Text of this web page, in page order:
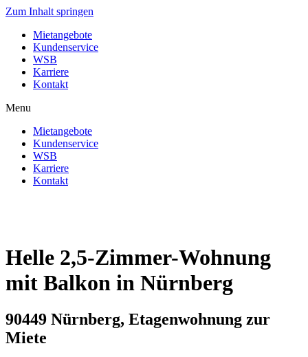
Zum Inhalt springen
Mietangebote
Kundenservice
WSB
Karriere
Kontakt
Menu
Mietangebote
Kundenservice
WSB
Karriere
Kontakt
Helle 2,5-Zimmer-Wohnung
mit Balkon in Nürnberg
90449 Nürnberg, Etagenwohnung zur
Miete